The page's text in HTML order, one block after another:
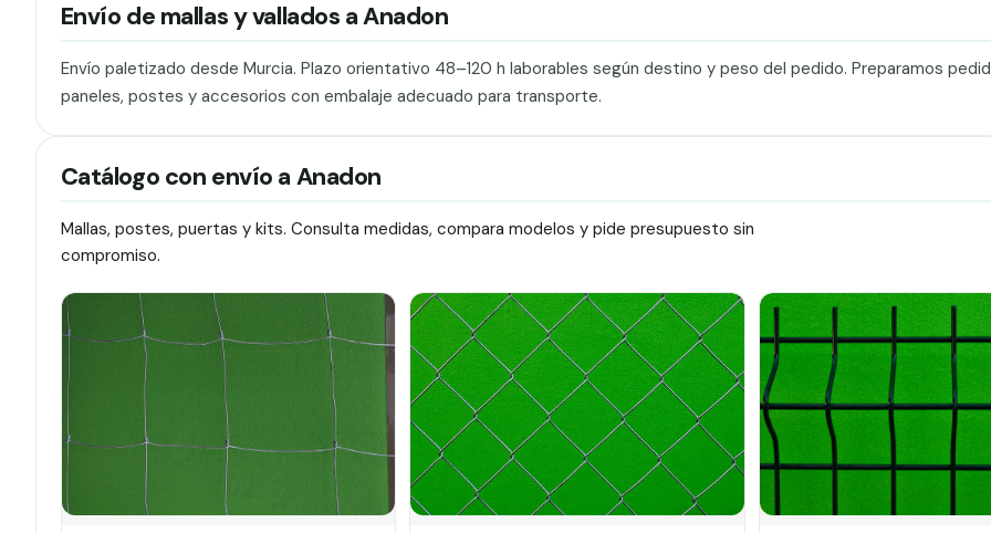
Envío de mallas y vallados a Anadon
Envío paletizado desde Murcia. Plazo orientativo 48–120 h laborables según destino y peso del pedido. Preparamos
paneles, postes y accesorios con embalaje adecuado para transporte.
Catálogo con envío a Anadon
Mallas, postes, puertas y kits. Consulta medidas, compara modelos y pide presupuesto sin
compromiso.